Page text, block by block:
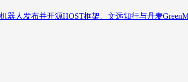
器人发布并开源HOST框架、文远知行与丹麦